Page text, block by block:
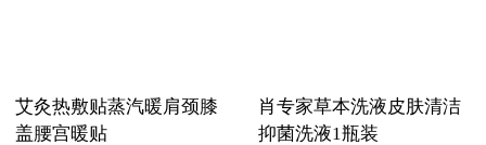
艾灸热敷贴蒸汽暖肩颈膝
盖腰宫暖贴
肖专家草本洗液皮肤清洁
抑菌洗液1瓶装